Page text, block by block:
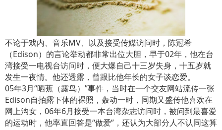
不论于戏内、音乐MV、以及接受传媒访问时，陈冠希
（Edison）的言论举动都非常出位大胆，早于02年，他在台
湾接受一电视台访问时，便大爆自己十三岁失身，十五岁就
发生一夜情。他还透露，曾跟比他年长的女子谈恋爱。
05年3月“晒蕉（露鸟）”事件，当时在一个交友网站流传一张
Edison自拍露下体的裸照，轰动一时，同期又盛传他喜欢在
网上沟女，06年6月接受一本台湾杂志访问时，被问到最喜爱
的运动时，他率直回答是“做爱”，还认为大部分人不认同这算